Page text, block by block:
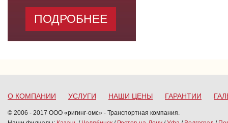
ПОДРОБНЕЕ
О КОМПАНИИ УСЛУГИ НАШИ ЦЕНЫ ГАРАНТИИ
© 2006 - 2017 ООО «ригинг-омс» - Транспортная компания.